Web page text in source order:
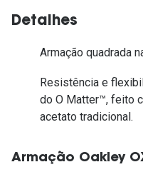
Detalhes
Armação quadrada
Resistência e
do O Matter™, feito
acetato tradicional.
Armação Oakley